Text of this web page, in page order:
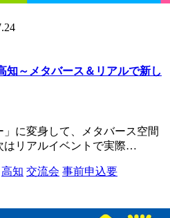
知～メタバース＆リアルで新し
に変身して、メタバース空間
はリアルイベントで実際…
高知 交流会 事前申込要